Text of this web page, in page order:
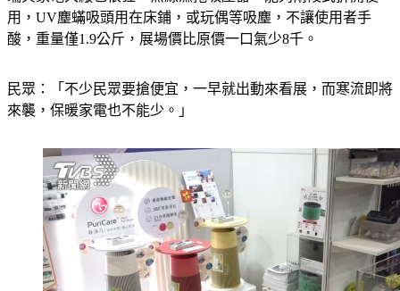
用，UV塵蟎吸頭用在床鋪，或玩偶等吸塵，不讓使用者手
酸，重量僅1.9公斤，展場價比原價一口氣少8千。
民眾：「不少民眾要搶便宜，一早就出動來看展，而寒流即將
來襲，保暖家電也不能少。」